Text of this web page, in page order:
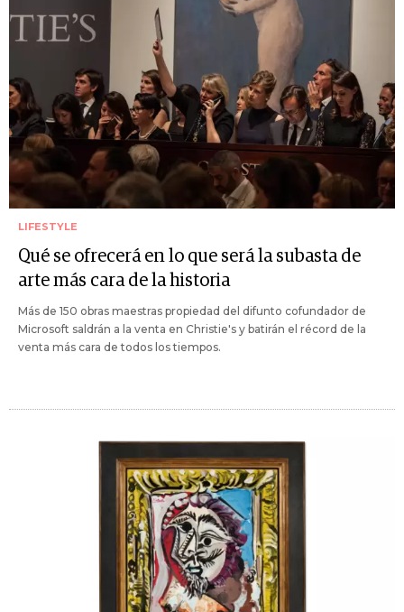
LIFESTYLE
Qué se ofrecerá en lo que será la subasta de
arte más cara de la historia
Más de 150 obras maestras propiedad del difunto cofundador de
Microsoft saldrán a la venta en Christie's y batirán el récord de la
venta más cara de todos los tiempos.